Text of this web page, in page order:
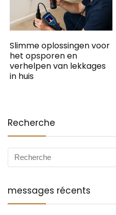
Slimme oplossingen voor
het opsporen en
verhelpen van lekkages
in huis
Recherche
messages récents